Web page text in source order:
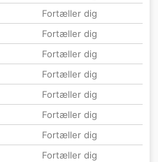
Fortæller dig
Fortæller dig
Fortæller dig
Fortæller dig
Fortæller dig
Fortæller dig
Fortæller dig
Fortæller dig